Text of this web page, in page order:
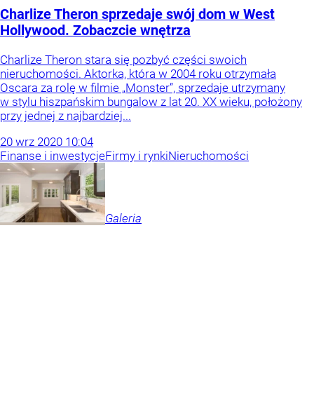
Charlize Theron sprzedaje swój dom w West
Hollywood. Zobaczcie wnętrza
Charlize Theron stara się pozbyć części swoich
nieruchomości. Aktorka, która w 2004 roku otrzymała
Oscara za rolę w filmie „Monster”, sprzedaje utrzymany
w stylu hiszpańskim bungalow z lat 20. XX wieku, położony
przy jednej z najbardziej...
20 wrz 2020 10:04
Finanse i inwestycjeFirmy i rynkiNieruchomości
Galeria